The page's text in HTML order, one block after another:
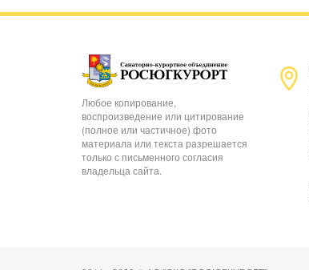
Любое копирование,
воспроизведение или цитирование
(полное или частичное) фото
материала или текста разрешается
только с письменного согласия
владельца сайта.